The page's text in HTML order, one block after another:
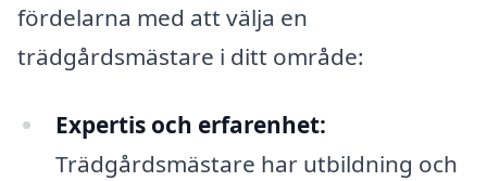
fördelarna med att välja en
trädgårdsmästare i ditt område:
Expertis och erfarenhet:
Trädgårdsmästare har utbildning och